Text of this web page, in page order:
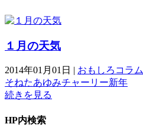
１月の天気
2014年01月01日 | おもしろコラム
そねたあゆみチャーリー新年
続きを見る
HP内検索